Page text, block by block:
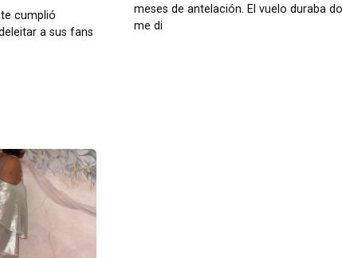
cumplió
a sus fans
meses de antelación. El vuelo duraba
me di